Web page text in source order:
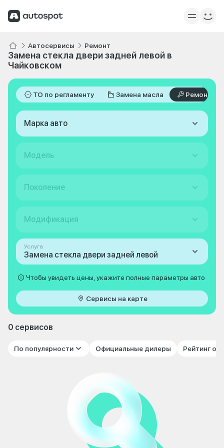
Автосервисы Ремонт
Замена стекла двери задней левой в
Чайковском
ТО по регламенту Замена масла Ремонт
Марка авто
Модель
Поколение
Модификация
Услуга
Замена стекла двери задней левой
Чтобы увидеть цены, укажите полные параметры авто
Сервисы на карте
0 сервисов
По популярности Официальные дилеры Рейтинг